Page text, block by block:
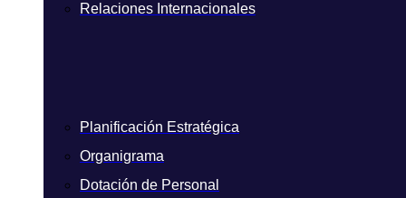
Relaciones Internacionales
Planificación Estratégica
Organigrama
Dotación de Personal